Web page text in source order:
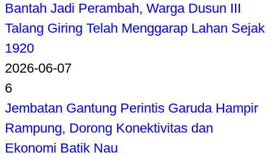
Bantah Jadi Perambah, Warga Dusun III
Talang Giring Telah Menggarap Lahan Sejak
1920
2026-06-07
6
Jembatan Gantung Perintis Garuda Hampir
Rampung, Dorong Konektivitas dan
Ekonomi Batik Nau